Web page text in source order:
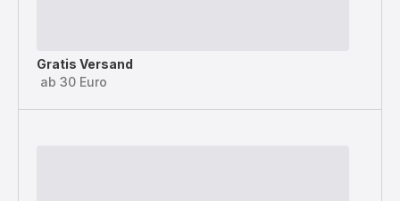
Gratis Versand
ab 30 Euro